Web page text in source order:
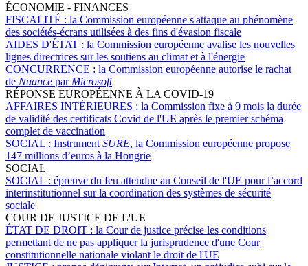
ÉCONOMIE - FINANCES
FISCALITÉ : la Commission européenne s'attaque au phénomène
des sociétés-écrans utilisées à des fins d'évasion fiscale
AIDES D'ÉTAT : la Commission européenne avalise les nouvelles
lignes directrices sur les soutiens au climat et à l'énergie
CONCURRENCE : la Commission européenne autorise le rachat
de Nuance par Microsoft
RÉPONSE EUROPÉENNE À LA COVID-19
AFFAIRES INTÉRIEURES : la Commission fixe à 9 mois la durée
de validité des certificats Covid de l'UE après le premier schéma
complet de vaccination
SOCIAL : Instrument SURE, la Commission européenne propose
147 millions d’euros à la Hongrie
SOCIAL
SOCIAL : épreuve du feu attendue au Conseil de l'UE pour l’accord
interinstitutionnel sur la coordination des systèmes de sécurité
sociale
COUR DE JUSTICE DE L'UE
ÉTAT DE DROIT : la Cour de justice précise les conditions
permettant de ne pas appliquer la jurisprudence d'une Cour
constitutionnelle nationale violant le droit de l'UE